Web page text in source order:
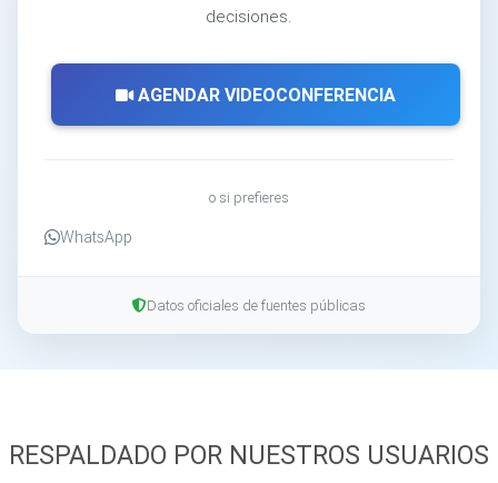
decisiones.
AGENDAR VIDEOCONFERENCIA
o si prefieres
WhatsApp
Datos oficiales de fuentes públicas
RESPALDADO POR NUESTROS USUARIOS